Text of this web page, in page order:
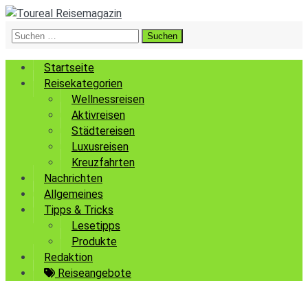
Suchen
Startseite
Reisekategorien
Wellnessreisen
Aktivreisen
Städtereisen
Luxusreisen
Kreuzfahrten
Nachrichten
Allgemeines
Tipps & Tricks
Lesetipps
Produkte
Redaktion
Reiseangebote